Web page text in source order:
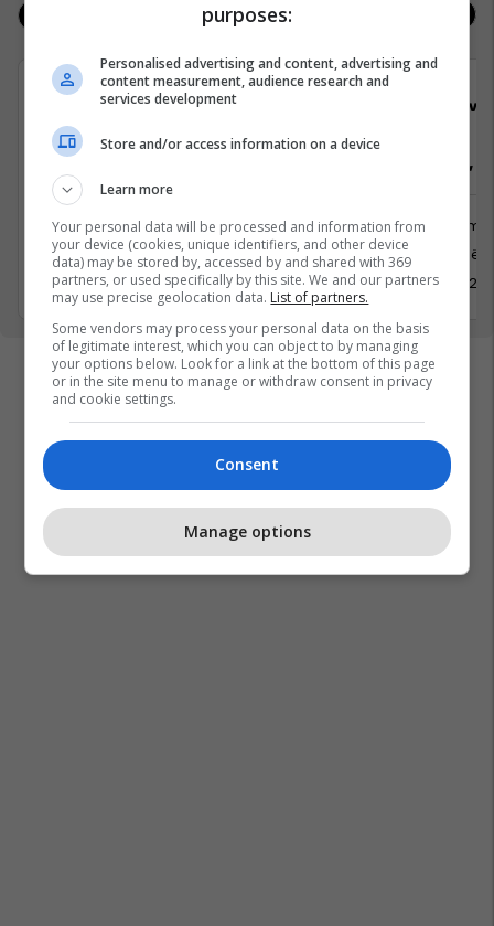
Viva Fresh Store
Arkatare, Sektorist/e
Shërbime te Klientëve
Gjilan
30 Prill 2026
Arkatare,
Shërbime
Prishtinë
30 Prill
purposes:
Personalised advertising and content, advertising and
content measurement, audience research and
services development
Store and/or access information on a device
Learn more
Your personal data will be processed and information from
your device (cookies, unique identifiers, and other device
data) may be stored by, accessed by and shared with 369
partners, or used specifically by this site. We and our partners
may use precise geolocation data. List of partners.
Some vendors may process your personal data on the basis
of legitimate interest, which you can object to by managing
your options below. Look for a link at the bottom of this page
or in the site menu to manage or withdraw consent in privacy
and cookie settings.
Consent
Manage options